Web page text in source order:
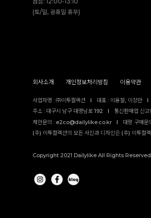
(토/일, 공휴일 휴무)
회사소개 개인정보처리방침 이용약관
사업자명 : ㈜이투컬렉션 I 대표 : 이용철, 이창만 I
주소 : 대구시 남구 대명남로 192
I 통신판매업 신
제안문의 : e2co@dailylike.co.kr
I 대량 구매
(주) 이투컬렉션의 모든 사진과 디자인은 (주) 이투컬
Copyright 2021 Dailylike All Rights